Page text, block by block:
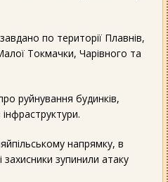
по території Плавнів,
Токмачки, Чарівного та
руйнування будинків,
напрямку, в
захисники зупинили атаку